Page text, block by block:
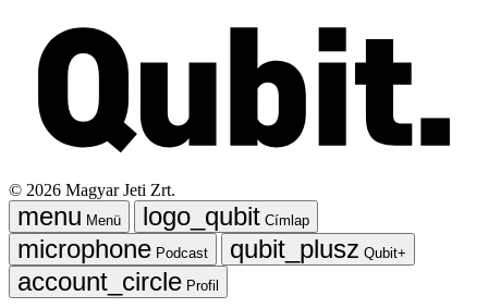
© 2026 Magyar Jeti Zrt.
Menü
Címlap
Podcast
Qubit+
Profil